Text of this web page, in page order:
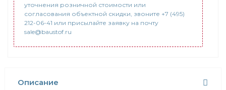
уточнения розничной стоимости или
согласования объектной скидки, звоните +7 (495)
212-06-41 или присылайте заявку на почту
sale@baustof.ru
Описание